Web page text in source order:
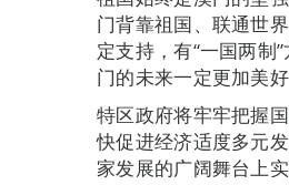
门背靠祖国、联通世
定支持，有“一国两制
门的未来一定更加美好
特区政府将牢牢把握
快促进经济适度多元
家发展的广阔舞台上